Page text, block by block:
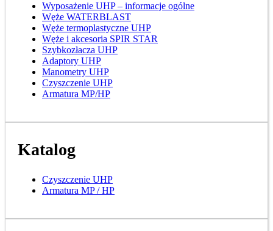
Wyposażenie UHP – informacje ogólne
Węże WATERBLAST
Węże termoplastyczne UHP
Węże i akcesoria SPIR STAR
Szybkozłacza UHP
Adaptory UHP
Manometry UHP
Czyszczenie UHP
Armatura MP/HP
Katalog
Czyszczenie UHP
Armatura MP / HP